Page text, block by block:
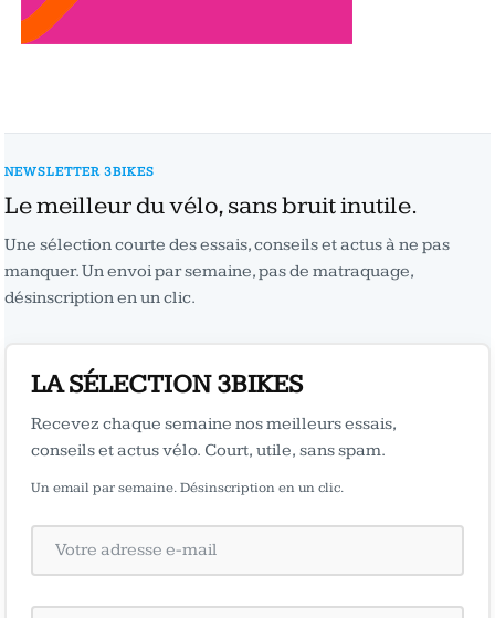
NEWSLETTER 3BIKES
Le meilleur du vélo, sans bruit inutile.
Une sélection courte des essais, conseils et actus à ne pas
manquer. Un envoi par semaine, pas de matraquage,
désinscription en un clic.
LA SÉLECTION 3BIKES
Recevez chaque semaine nos meilleurs essais,
conseils et actus vélo. Court, utile, sans spam.
Un email par semaine. Désinscription en un clic.